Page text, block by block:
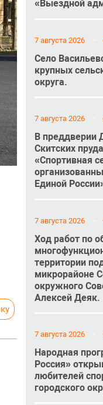
«Выездной
7 августа 2026
Село
крупных
округа.
7 августа 2026
В преддверии
Скитских
«Спортивная
Единой
7 августа 2026
Ход работ по
территории
микрорайоне
окружного
Алексей Деяк.
7 августа 2026
Народная
Россия»
любителей
городского